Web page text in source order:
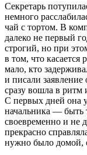
Секретарь
немного
чай с тортом. В
далеко не первый
строгий, но при
в том, что касается
мало, кто
и писали
сразу вошла в ритм
С первых дней она
начальника — быть
своевременно и не
прекрасно
нужно было домой,